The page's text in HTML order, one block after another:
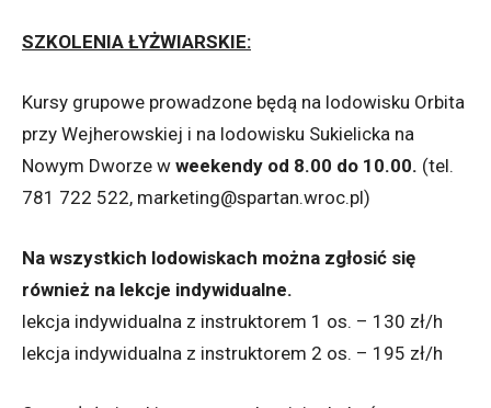
SZKOLENIA ŁYŻWIARSKIE:
Kursy grupowe prowadzone będą na lodowisku Orbita
przy Wejherowskiej i na lodowisku Sukielicka na
Nowym Dworze w weekendy od 8.00 do 10.00. (tel.
781 722 522, marketing@spartan.wroc.pl)
Na wszystkich lodowiskach można zgłosić się
również na lekcje indywidualne.
lekcja indywidualna z instruktorem 1 os. – 130 zł/h
lekcja indywidualna z instruktorem 2 os. – 195 zł/h